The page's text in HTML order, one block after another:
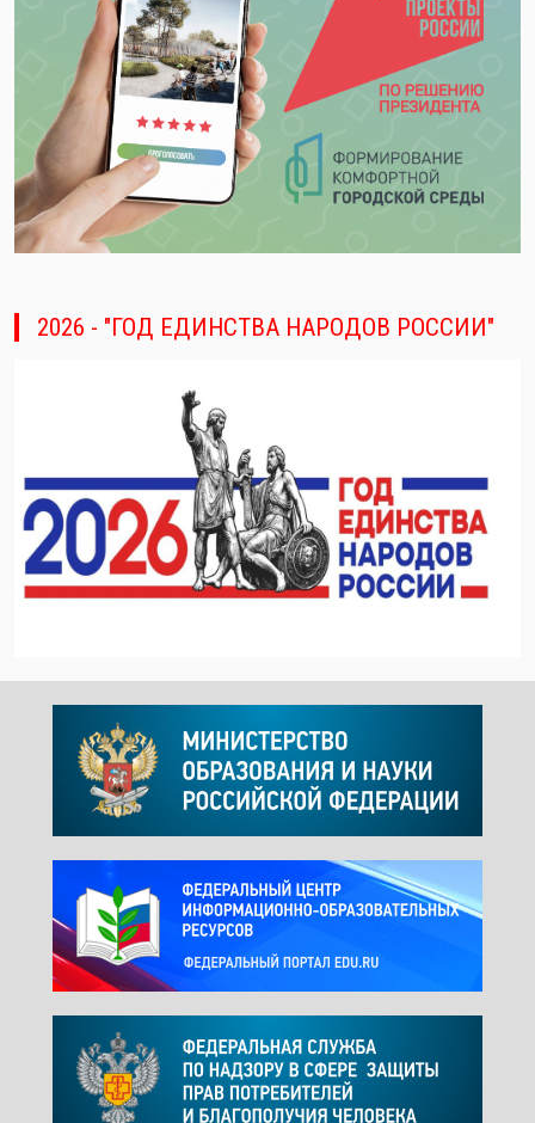
2026 - "ГОД ЕДИНСТВА НАРОДОВ РОССИИ"